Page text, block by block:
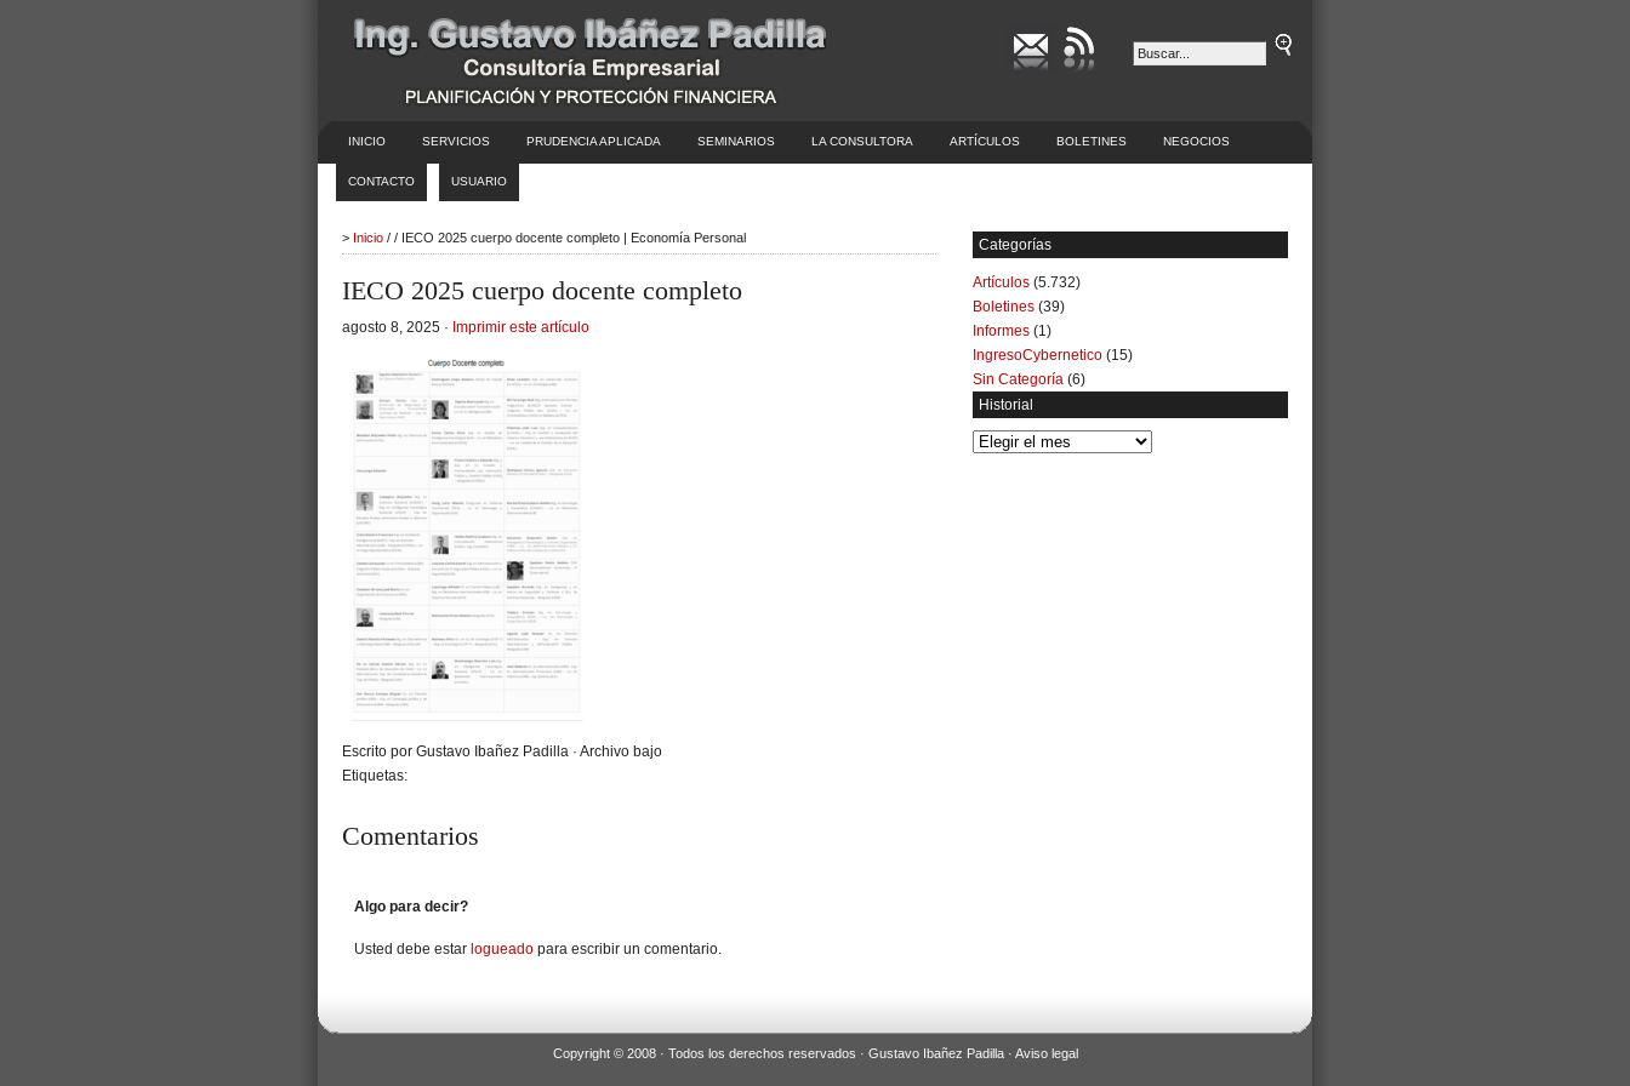
INICIO SERVICIOS PRUDENCIA APLICADA SEMINARIOS LA CONSULTORA ARTÍCULOS BOLETINES NEGOCIOS
CONTACTO USUARIO
> Inicio / / IECO 2025 cuerpo docente completo | Economía Personal
IECO 2025 cuerpo docente completo
agosto 8, 2025 · Imprimir este artículo
Escrito por Gustavo Ibañez Padilla · Archivo bajo
Etiquetas:
Comentarios
Algo para decir?
Usted debe estar logueado para escribir un comentario.
Categorías
Artículos (5.732)
Boletines (39)
Informes (1)
IngresoCybernetico (15)
Sin Categoría (6)
Historial
Historial
Copyright © 2008 · Todos los derechos reservados · Gustavo Ibañez Padilla · Aviso legal